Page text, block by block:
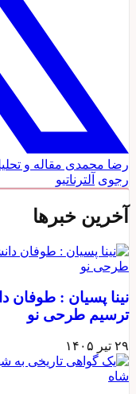
رضا محمدی مقاله و
رجوی آلترناتیو
آخرین خبرها
نینا پسیان : طوفان
ترسیم طرحی نو
۲۹ تیر ۱۴۰۵